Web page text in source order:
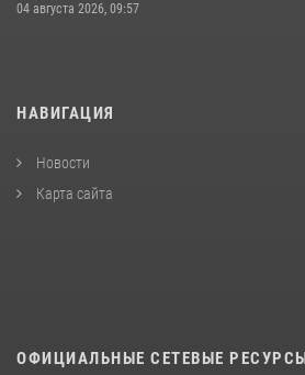
04 августа 2026, 09:57
НАВИГАЦИЯ
Новости
Карта сайта
ОФИЦИАЛЬНЫЕ СЕТЕВЫЕ РЕСУРСЫ